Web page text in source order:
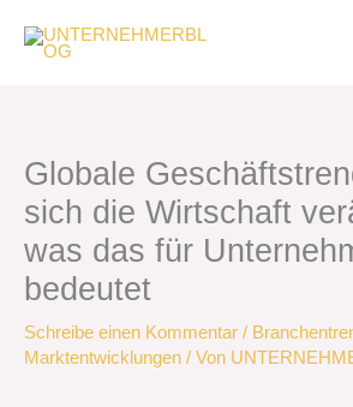
Inhalt
springen
Globale
sich die Wirtschaft
was das für
bedeutet
Schreibe einen Kommentar /
Marktentwicklungen / Von